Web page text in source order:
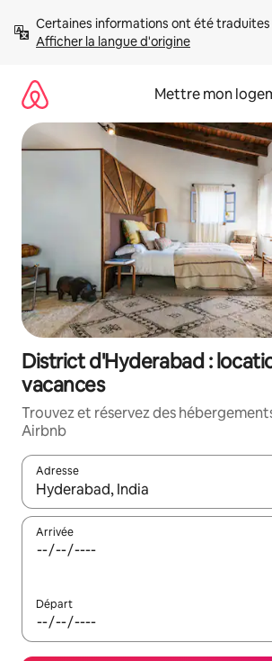
directement
Afficher la langue d'origine
Mettre mon
District d'Hyderabad :
vacances
Trouvez et réservez des
Airbnb
Adresse
Lorsque les résultats s'affichent, utilisez
Arrivée
Départ